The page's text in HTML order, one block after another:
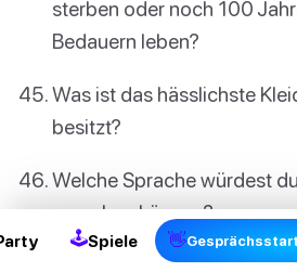
sterben oder noch 100
Bedauern leben?
Was ist das hässlichste
besitzt?
Welche Sprache würdest
sprechen können?
Was liebst du an dir selbst?
🕹Spiele 👋